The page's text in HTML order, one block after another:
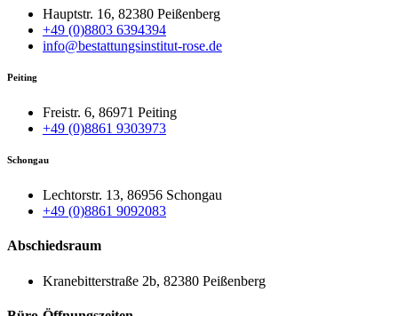
Hauptstr. 16, 82380 Peißenberg
+49 (0)8803 6394394
info@bestattungsinstitut-rose.de
Peiting
Freistr. 6, 86971 Peiting
+49 (0)8861 9303973
Schongau
Lechtorstr. 13, 86956 Schongau
+49 (0)8861 9092083
Abschiedsraum
Kranebitterstraße 2b, 82380 Peißenberg